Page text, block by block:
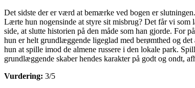
Det sidste der er værd at bemærke ved bogen er
Lærte hun nogensinde at styre sit misbrug? Det får vi som
side, at slutte historien på den måde som han gjorde. For
hun er helt grundlæggende ligeglad med berømthed og
hun at spille imod de almene russere i den lokale park.
grundlæggende skaber hendes karakter på godt og ondt,
Vurdering: 3/5